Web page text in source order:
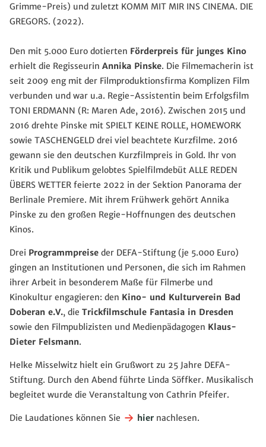
Grimme-Preis) und zuletzt KOMM MIT MIR INS CINEMA. DIE
GREGORS. (2022).
Den mit 5.000 Euro dotierten Förderpreis für junges Kino
erhielt die Regisseurin Annika Pinske. Die Filmemacherin ist
seit 2009 eng mit der Filmproduktionsfirma Komplizen Film
verbunden und war u.a. Regie-Assistentin beim Erfolgsfilm
TONI ERDMANN (R: Maren Ade, 2016). Zwischen 2015 und
2016 drehte Pinske mit SPIELT KEINE ROLLE, HOMEWORK
sowie TASCHENGELD drei viel beachtete Kurzfilme. 2016
gewann sie den deutschen Kurzfilmpreis in Gold. Ihr von
Kritik und Publikum gelobtes Spielfilmdebüt ALLE REDEN
ÜBERS WETTER feierte 2022 in der Sektion Panorama der
Berlinale Premiere. Mit ihrem Frühwerk gehört Annika
Pinske zu den großen Regie-Hoffnungen des deutschen
Kinos.
Drei Programmpreise der DEFA-Stiftung (je 5.000 Euro)
gingen an Institutionen und Personen, die sich im Rahmen
ihrer Arbeit in besonderem Maße für Filmerbe und
Kinokultur engagieren: den Kino- und Kulturverein Bad
Doberan e.V., die Trickfilmschule Fantasia in Dresden
sowie den Filmpublizisten und Medienpädagogen Klaus-
Dieter Felsmann.
Helke Misselwitz hielt ein Grußwort zu 25 Jahre DEFA-
Stiftung. Durch den Abend führte Linda Söffker. Musikalisch
begleitet wurde die Veranstaltung von Cathrin Pfeifer.
Die Laudationes können Sie hier nachlesen.